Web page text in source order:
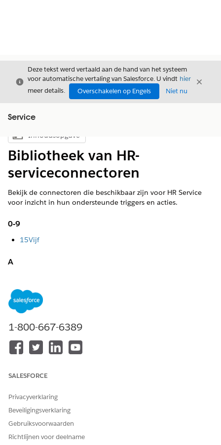
Sluiten
Deze tekst werd vertaald aan de hand van het systeem
voor automatische vertaling van Salesforce. U vindt hier
meer details.
Overschakelen op Engels Niet nu
Sluiten
Service
Inhoudsopgave weergeven
Inhoudsopgave
Bibliotheek van HR-
serviceconnectoren
Bekijk de connectoren die beschikbaar zijn voor HR Service
voor inzicht in hun ondersteunde triggers en acties.
0-9
15Vijf
A
B
BamboeHR
Plaatsvervanger
Microsoft Entra
O
Okta
1-800-667-6389
SALESFORCE
Privacyverklaring
Beveiligingsverklaring
Gebruiksvoorwaarden
Richtlijnen voor deelname